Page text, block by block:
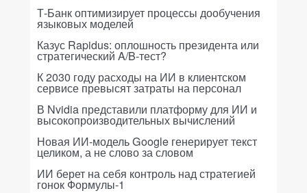
Т-Банк оптимизирует процессы дообучения
языковых моделей
Казус Rapidus: оплошность президента или
стратегический A/B-тест?
К 2030 году расходы на ИИ в клиентском
сервисе превысят затраты на персонал
В Nvidia представили платформу для ИИ и
высокопроизводительных вычислений
Новая ИИ-модель Google генерирует текст
целиком, а не слово за словом
ИИ берет на себя контроль над стратегией
гонок Формулы-1